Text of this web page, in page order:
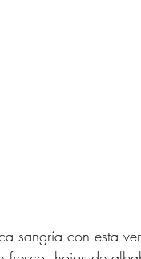
sangría con esta